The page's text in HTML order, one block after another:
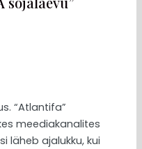
“Atlantifa”
meediakanalites
läheb ajalukku, kui